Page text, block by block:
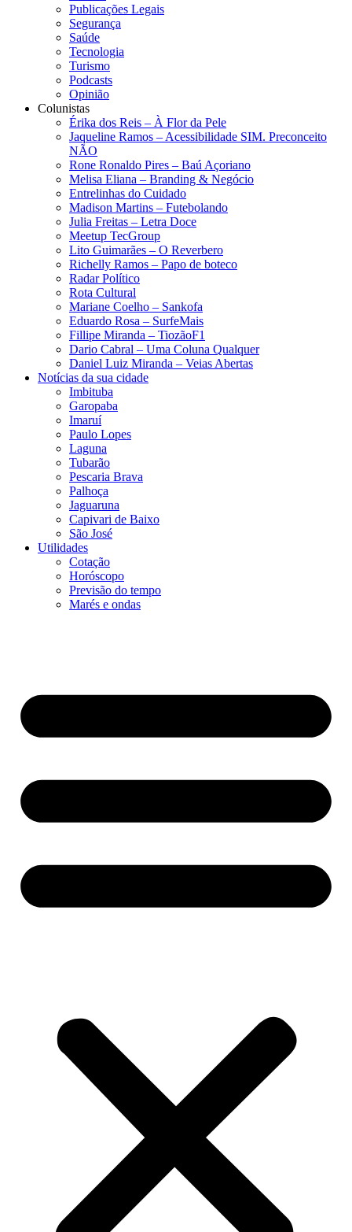
Publicações Legais
Segurança
Saúde
Tecnologia
Turismo
Podcasts
Opinião
Colunistas
Érika dos Reis​ – À Flor da Pele
Jaqueline Ramos – Acessibilidade SIM. Preconceito
NÃO
Rone Ronaldo Pires – Baú Açoriano
Melisa Eliana – Branding & Negócio
Entrelinhas do Cuidado
Madison Martins – Futebolando
Julia Freitas​ – Letra Doce
Meetup TecGroup
Lito Guimarães – O Reverbero
Richelly Ramos​ – Papo de boteco
Radar Político
Rota Cultural
Mariane Coelho – Sankofa
Eduardo Rosa​ – SurfeMais
Fillipe Miranda – TiozãoF1
Dario Cabral – Uma Coluna Qualquer
Daniel Luiz Miranda – Veias Abertas
Notícias da sua cidade
Imbituba
Garopaba
Imaruí
Paulo Lopes
Laguna
Tubarão
Pescaria Brava
Palhoça
Jaguaruna
Capivari de Baixo
São José
Utilidades
Cotação
Horóscopo
Previsão do tempo
Marés e ondas